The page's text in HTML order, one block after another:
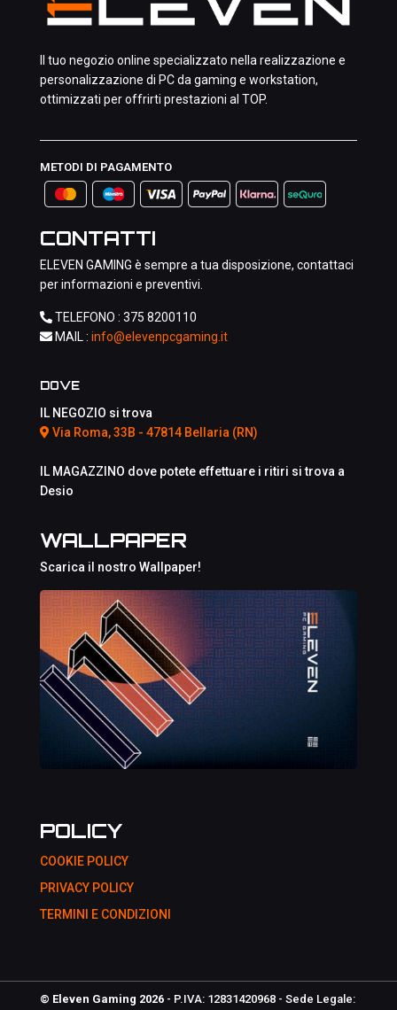
Il tuo negozio online specializzato nella realizzazione e
personalizzazione di PC da gaming e workstation,
ottimizzati per offrirti prestazioni al TOP.
METODI DI PAGAMENTO
CONTATTI
ELEVEN GAMING è sempre a tua disposizione, contattaci
per informazioni e preventivi.
TELEFONO : 375 8200110
MAIL : info@elevenpcgaming.it
DOVE
IL NEGOZIO si trova
Via Roma, 33B - 47814 Bellaria (RN)
IL MAGAZZINO dove potete effettuare i ritiri si trova a
Desio
WALLPAPER
Scarica il nostro Wallpaper!
POLICY
COOKIE POLICY
PRIVACY POLICY
TERMINI E CONDIZIONI
© Eleven Gaming 2026 - P.IVA: 12831420968 - Sede Legale: